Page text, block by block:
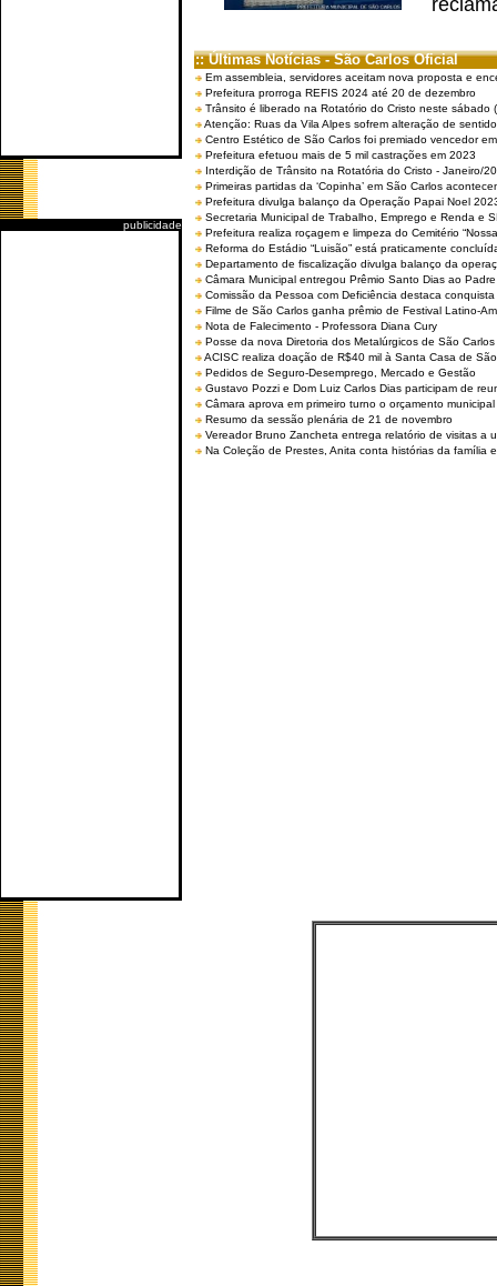
publicidade
:: Últimas Notícias - São Carlos Oficial
Em assembleia, servidores aceitam nova proposta e
Prefeitura prorroga REFIS 2024 até 20 de dezembro
Trânsito é liberado na Rotatório do Cristo neste sábado
Atenção: Ruas da Vila Alpes sofrem alteração de
Centro Estético de São Carlos foi premiado vencedor
Prefeitura efetuou mais de 5 mil castrações em 2023
Interdição de Trânsito na Rotatória do Cristo - Janeiro/
Primeiras partidas da ‘Copinha’ em São Carlos
Prefeitura divulga balanço da Operação Papai Noel
Secretaria Municipal de Trabalho, Emprego e Renda e
Prefeitura realiza roçagem e limpeza do Cemitério
Reforma do Estádio “Luisão” está praticamente
Departamento de fiscalização divulga balanço da
Câmara Municipal entregou Prêmio Santo Dias ao
Comissão da Pessoa com Deficiência destaca
Filme de São Carlos ganha prêmio de Festival Latino-
Nota de Falecimento - Professora Diana Cury
Posse da nova Diretoria dos Metalúrgicos de São
ACISC realiza doação de R$40 mil à Santa Casa de
Pedidos de Seguro-Desemprego, Mercado e Gestão
Gustavo Pozzi e Dom Luiz Carlos Dias participam de
Câmara aprova em primeiro turno o orçamento
Resumo da sessão plenária de 21 de novembro
Vereador Bruno Zancheta entrega relatório de visitas a
Na Coleção de Prestes, Anita conta histórias da família